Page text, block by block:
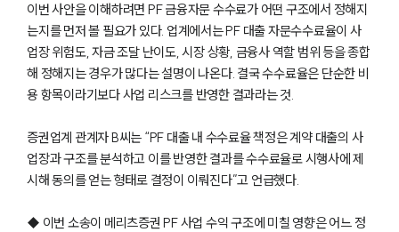
이번 사안을 이해하려면 PF 금융자문 수수료가 어떤 구조에서 정해지
는지를 먼저 볼 필요가 있다. 업계에서는 PF 대출 자문수수료율이 사
업장 위험도, 자금 조달 난이도, 시장 상황, 금융사 역할 범위 등을 종합
해 정해지는 경우가 많다는 설명이 나온다. 결국 수수료율은 단순한 비
용 항목이라기보다 사업 리스크를 반영한 결과라는 것.
증권업계 관계자 B씨는 “PF 대출 내 수수료율 책정은 계약 대출의 사
업장과 구조를 분석하고 이를 반영한 결과를 수수료율로 시행사에 제
시해 동의를 얻는 형태로 결정이 이뤄진다”고 언급했다.
◆ 이번 소송이 메리츠증권 PF 사업 수익 구조에 미칠 영향은 어느 정